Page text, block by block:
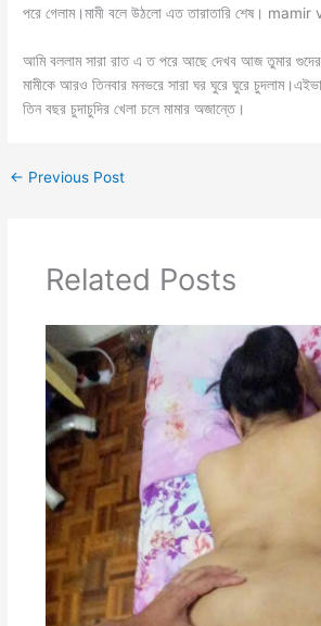
পরে গেলাম।মামী বলে উঠলো এত তারাতারি শেষ।
আমি বললাম সারা রাত এ ত পরে আছে দেখব আজ তুমার গুদের
মামীকে আরও তিনবার মনভরে সারা ঘর ঘুরে ঘুরে
তিন বছর চুদাচুদির খেলা চলে মামার অজান্তে।
← Previous Post
Related Posts